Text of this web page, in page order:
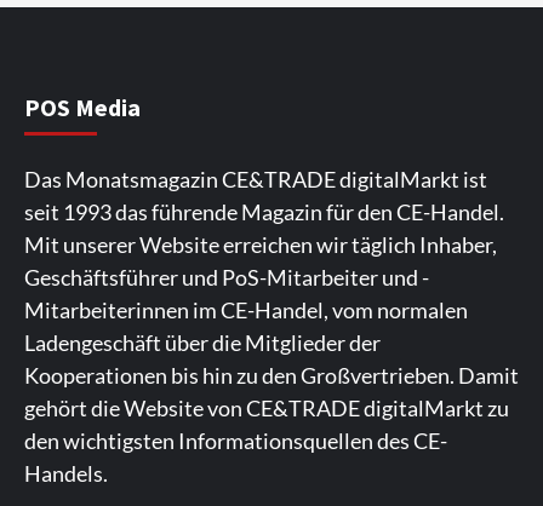
5
6
CHERRY baut Vertriebsteam in
strategisch wichtigen Märkten aus
7
Smart Living Top Story
Verbraucher setzen immer mehr auf
Klimageräte und Ventilatoren
POS Media
Das Monatsmagazin CE&TRADE digitalMarkt ist
seit 1993 das führende Magazin für den CE-Handel.
Mit unserer Website erreichen wir täglich Inhaber,
Geschäftsführer und PoS-Mitarbeiter und -
Mitarbeiterinnen im CE-Handel, vom normalen
Ladengeschäft über die Mitglieder der
Kooperationen bis hin zu den Großvertrieben. Damit
gehört die Website von CE&TRADE digitalMarkt zu
den wichtigsten Informationsquellen des CE-
Handels.